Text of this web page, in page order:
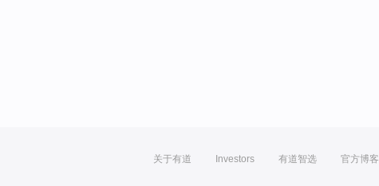
关于有道 Investors 有道智选 官方博客